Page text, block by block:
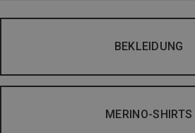
BEKLEIDUNG
MERINO-SHIRTS